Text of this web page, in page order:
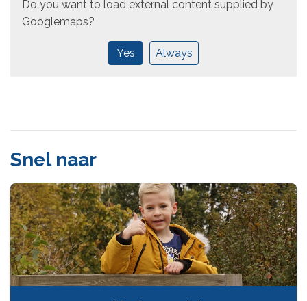
Do you want to load external content supplied by
Googlemaps?
Yes Always
Snel naar